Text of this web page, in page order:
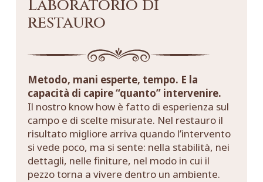
Laboratorio di
restauro
Metodo, mani esperte, tempo. E la
capacità di capire “quanto” intervenire.
Il nostro know how è fatto di esperienza sul
campo e di scelte misurate. Nel restauro il
risultato migliore arriva quando l’intervento
si vede poco, ma si sente: nella stabilità, nei
dettagli, nelle finiture, nel modo in cui il
pezzo torna a vivere dentro un ambiente.